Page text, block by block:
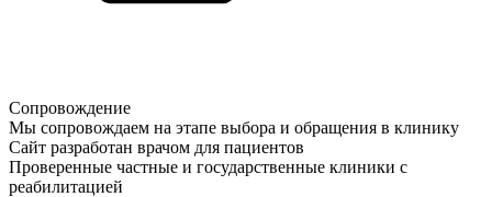
Сопровождение
Мы сопровождаем на этапе выбора и обращения в клинику
Сайт разработан врачом для пациентов
Проверенные частные и государственные клиники с
реабилитацией